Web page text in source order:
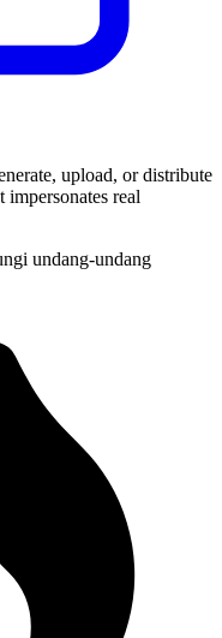
upload, or distribute
impersonates real
undang-undang